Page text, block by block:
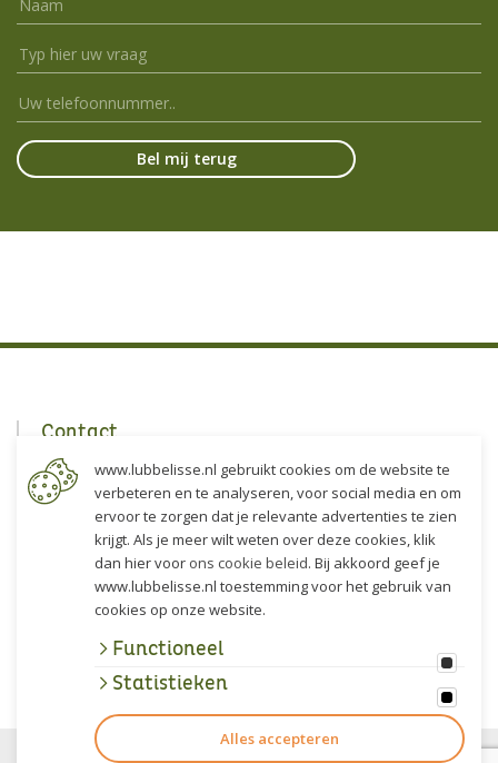
Contact
Lubbe Lisse
Akervoorderlaan 5
2161 DP Lisse
Route
info@lubbelisse.nl
© 2026 | Lubbe Lisse | Algemene voorwaarden
www.lubbelisse.nl gebruikt cookies om de website te
verbeteren en te analyseren, voor social media en om
ervoor te zorgen dat je relevante advertenties te zien
krijgt. Als je meer wilt weten over deze cookies, klik
dan hier voor ons cookie beleid. Bij akkoord geef je
www.lubbelisse.nl toestemming voor het gebruik van
cookies op onze website.
Functioneel
Statistieken
Alles accepteren